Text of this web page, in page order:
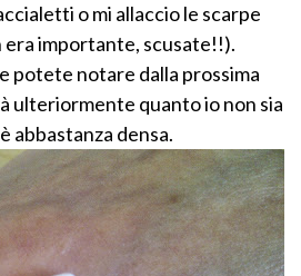
o mi allaccio le scarpe
era importante, scusate!!).
potete notare dalla prossima
ulteriormente quanto io non sia
abbastanza densa.